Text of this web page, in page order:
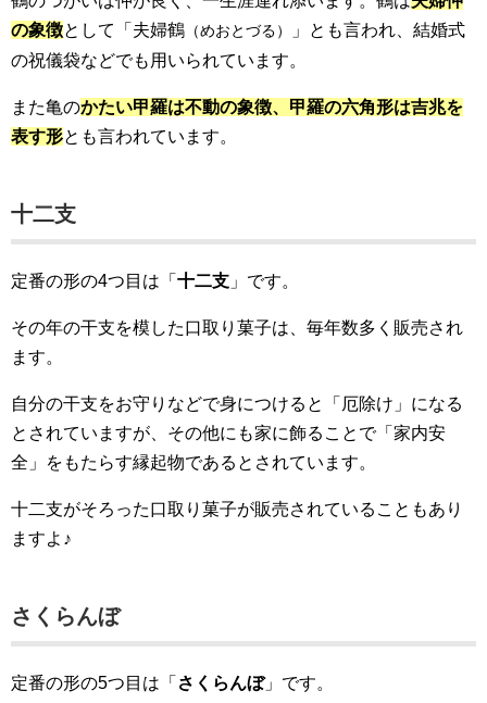
の象徴として「夫婦鶴 （めおとづる）
」とも言われ、結婚式
の祝儀袋などでも用いられています。
また亀のかたい甲羅は不動の象徴、甲羅の六角形は吉兆を
表す形とも言われています。
十二支
定番の形の4つ目は「 十二支 」です。
その年の干支を模した口取り菓子は、毎年数多く販売され
ます。
自分の干支をお守りなどで身につけると「厄除け」になる
とされていますが、その他にも家に飾ることで「家内安
全」をもたらす縁起物であるとされています。
十二支がそろった口取り菓子が販売されていることもあり
ますよ♪
さくらんぼ
定番の形の5つ目は「 さくらんぼ」です。